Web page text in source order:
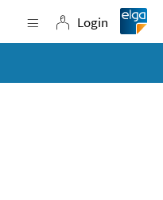
Navigation
Login
Login